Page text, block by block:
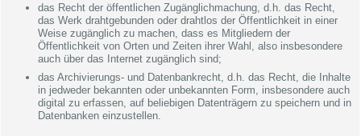
das Recht der öffentlichen Zugänglichmachung, d.h. das Recht,
das Werk drahtgebunden oder drahtlos der Öffentlichkeit in einer
Weise zugänglich zu machen, dass es Mitgliedern der
Öffentlichkeit von Orten und Zeiten ihrer Wahl, also insbesondere
auch über das Internet zugänglich sind;
das Archivierungs- und Datenbankrecht, d.h. das Recht, die Inhalte
in jedweder bekannten oder unbekannten Form, insbesondere auch
digital zu erfassen, auf beliebigen Datenträgern zu speichern und in
Datenbanken einzustellen.